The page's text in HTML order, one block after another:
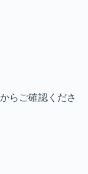
らご確認くださ